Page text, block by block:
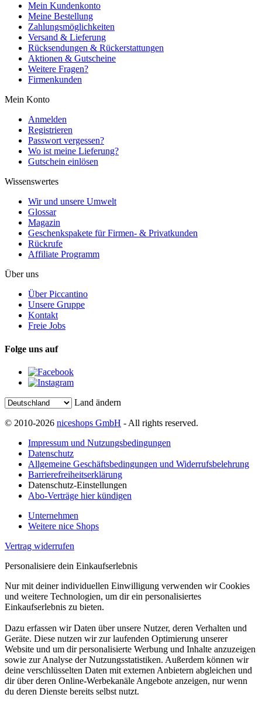
Mein Kundenkonto
Meine Bestellung
Zahlungsmöglichkeiten
Versand & Lieferung
Rücksendungen & Rückerstattungen
Aktionen & Gutscheine
Weitere Fragen?
Firmenkunden
Mein Konto
Anmelden
Registrieren
Passwort vergessen?
Wo ist meine Lieferung?
Gutschein einlösen
Wissenswertes
Wir und unsere Umwelt
Glossar
Magazin
Geschenkspakete für Firmen- & Privatkunden
Rückrufe
Affiliate Programm
Über uns
Über Piccantino
Unsere Gruppe
Kontakt
Freie Jobs
Folge uns auf
Land ändern
© 2010-2026 niceshops GmbH - All rights reserved.
Impressum und Nutzungsbedingungen
Datenschutz
Allgemeine Geschäftsbedingungen und Widerrufsbelehrung
Barrierefreiheitserklärung
Datenschutz-Einstellungen
Abo-Verträge hier kündigen
Unternehmen
Weitere nice Shops
Vertrag widerrufen
Personalisiere dein Einkaufserlebnis
Nur mit deiner individuellen Einwilligung verwenden wir Cookies
und weitere Technologien, um dir ein personalisiertes
Einkaufserlebnis zu bieten.
Dazu erfassen wir Daten über unsere Nutzer, deren Verhalten und
Geräte. Diese nutzen wir zur laufenden Optimierung unserer
Website und um dir personalisierte Werbung und Inhalte anzuzeigen
sowie zur Analyse der Nutzungsstatistiken. Außerdem können wir
deine verschlüsselten Daten mit externen Anbietern abgleichen und
dir über deren Online-Werbekanäle Angebote anzeigen, nur wenn
du deren Dienste bereits selbst nutzt.